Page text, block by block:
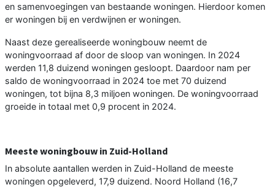
en samenvoegingen van bestaande woningen. Hierdoor komen
er woningen bij en verdwijnen er woningen.
Naast deze gerealiseerde woningbouw neemt de
woningvoorraad af door de sloop van woningen. In 2024
werden 11,8 duizend woningen gesloopt. Daardoor nam per
saldo de woningvoorraad in 2024 toe met 70 duizend
woningen, tot bijna 8,3 miljoen woningen. De woningvoorraad
groeide in totaal met 0,9 procent in 2024.
Meeste woningbouw in Zuid-Holland
In absolute aantallen werden in Zuid-Holland de meeste
woningen opgeleverd, 17,9 duizend. Noord Holland (16,7